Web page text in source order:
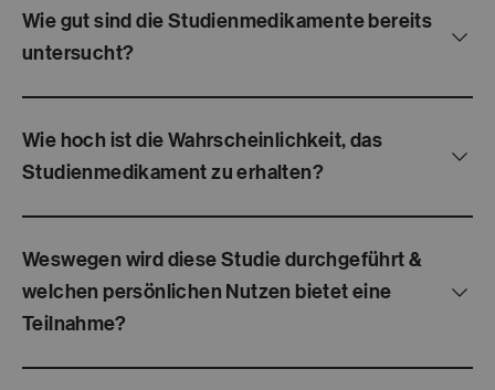
Wie gut sind die Studienmedikamente bereits
untersucht?
Wie hoch ist die Wahrscheinlichkeit, das
Studienmedikament zu erhalten?
Weswegen wird diese Studie durchgeführt &
welchen persönlichen Nutzen bietet eine
Teilnahme?